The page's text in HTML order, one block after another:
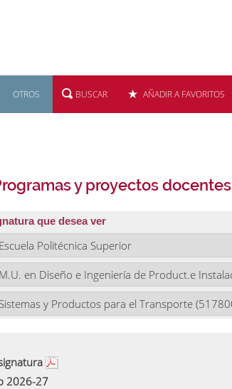
OTROS BUSCAR AÑADIR A FAVORITOS
y proyectos docentes
que desea ver
2026-27